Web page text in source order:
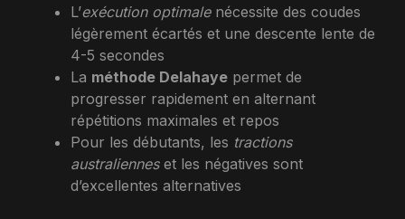
L’exécution optimalenécessite des coudes
légèrement écartés et une descente lente de
4-5 secondes
La méthode Delahaye permet de
progresser rapidement en alternant
répétitions maximales et repos
Pour les débutants, les tractions
australienneset les négatives sont
d’excellentes alternatives